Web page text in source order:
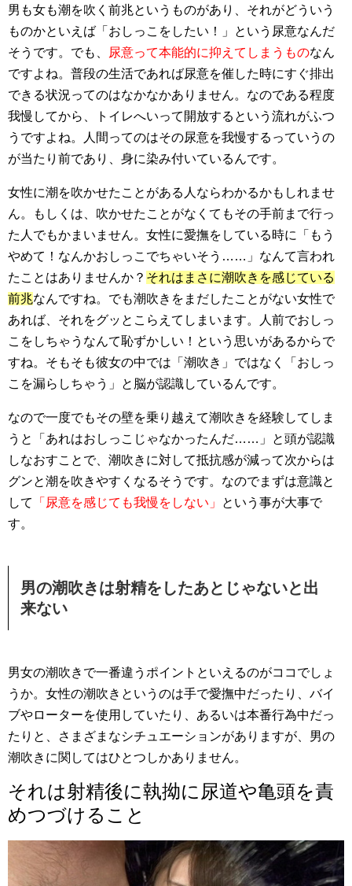
男も女も潮を吹く前兆というものがあり、それがどういう
ものかといえば「おしっこをしたい！」という尿意なんだ
そうです。でも、
尿意って本能的に抑えてしまうものなん
ですよね。普段の生活であれば尿意を催した時にすぐ排出
できる状況ってのはなかなかありません。なのである程度
我慢してから、トイレへいって開放するという流れがふつ
うですよね。人間ってのはその尿意を我慢するっていうの
が当たり前であり、身に染み付いているんです。
女性に潮を吹かせたことがある人ならわかるかもしれませ
ん。もしくは、吹かせたことがなくてもその手前まで行っ
た人でもかまいません。女性に愛撫をしている時に「もう
やめて！なんかおしっこでちゃいそう……」なんて言われ
たことはありませんか？ それはまさに潮吹きを感じている
前兆なんですね。でも潮吹きをまだしたことがない女性で
あれば、それをグッとこらえてしまいます。人前でおしっ
こをしちゃうなんて恥ずかしい！という思いがあるからで
すね。そもそも彼女の中では「潮吹き」ではなく「おしっ
こを漏らしちゃう」と脳が認識しているんです。
なので一度でもその壁を乗り越えて潮吹きを経験してしま
うと「あれはおしっこじゃなかったんだ……」と頭が認識
しなおすことで、潮吹きに対して抵抗感が減って次からは
グンと潮を吹きやすくなるそうです。なのでまずは意識と
して
「尿意を感じても我慢をしない」
という事が大事で
す。
男の潮吹きは射精をしたあとじゃないと出
来ない
男女の潮吹きで一番違うポイントといえるのがココでしょ
うか。女性の潮吹きというのは手で愛撫中だったり、バイ
ブやローターを使用していたり、あるいは本番行為中だっ
たりと、さまざまなシチュエーションがありますが、男の
潮吹きに関してはひとつしかありません。
それは射精後に執拗に尿道や亀頭を責
めつづけること